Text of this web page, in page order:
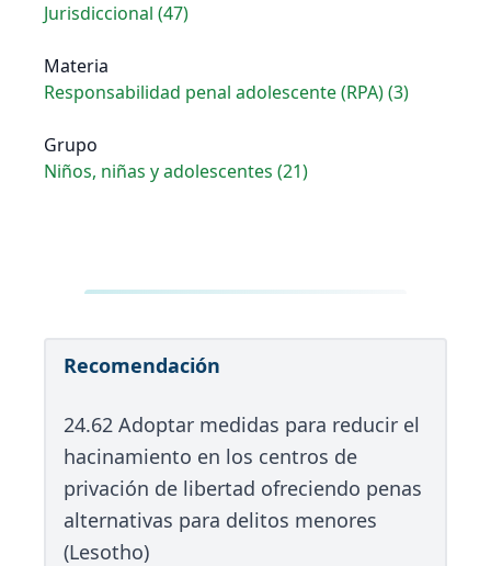
Jurisdiccional (47)
Materia
Responsabilidad penal adolescente (RPA) (3)
Grupo
Niños, niñas y adolescentes (21)
Recomendación
24.62 Adoptar medidas para reducir el
hacinamiento en los centros de
privación de libertad ofreciendo penas
alternativas para delitos menores
(Lesotho)